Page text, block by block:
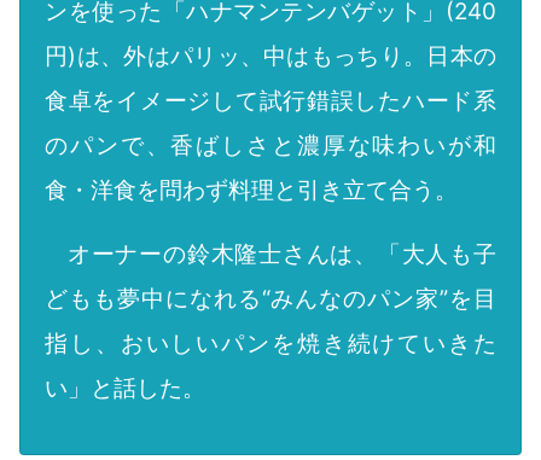
ンを使った「ハナマンテンバゲット」(240
円)は、外はパリッ、中はもっちり。日本の
食卓をイメージして試行錯誤したハード系
のパンで、香ばしさと濃厚な味わいが和
食・洋食を問わず料理と引き立て合う。
オーナーの鈴木隆士さんは、「大人も子
どもも夢中になれる“みんなのパン家”を目
指し、おいしいパンを焼き続けていきた
い」と話した。